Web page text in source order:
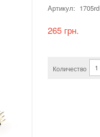
Артикул: 1705rd
265 грн.
Количество